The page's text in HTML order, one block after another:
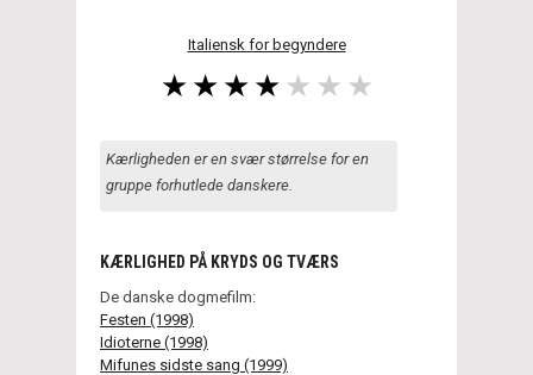
Italiensk for begyndere
Kærligheden er en svær størrelse for en
gruppe forhutlede danskere.
KÆRLIGHED PÅ KRYDS OG TVÆRS
De danske dogmefilm:
Festen (1998)
Idioterne (1998)
Mifunes sidste sang (1999)